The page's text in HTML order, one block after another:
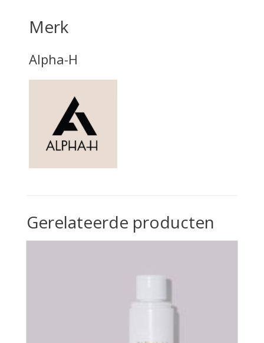
Merk
Alpha-H
Gerelateerde producten